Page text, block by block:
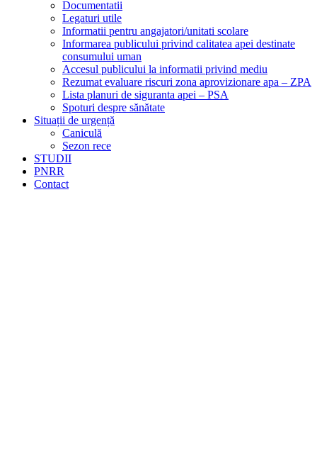
Documentatii
Legaturi utile
Informatii pentru angajatori/unitati scolare
Informarea publicului privind calitatea apei destinate
consumului uman
Accesul publicului la informatii privind mediu
Rezumat evaluare riscuri zona aprovizionare apa – ZPA
Lista planuri de siguranta apei – PSA
Spoturi despre sănătate
Situații de urgență
Caniculă
Sezon rece
STUDII
PNRR
Contact